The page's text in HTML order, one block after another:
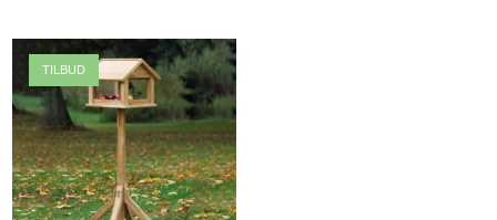
TILBUD